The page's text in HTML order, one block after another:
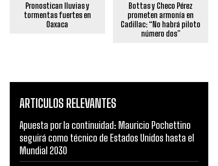
Pronostican lluvias y
tormentas fuertes en
Oaxaca
Bottas y Checo Pérez
prometen armonía en
Cadillac: “No habrá piloto
número dos”
ARTICULOS RELEVANTES
Apuesta por la continuidad: Mauricio Pochettino
seguirá como técnico de Estados Unidos hasta el
Mundial 2030